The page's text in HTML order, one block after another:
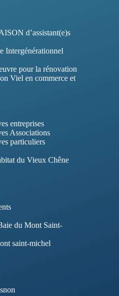
d’assistant(e)s
Intergénérationnel
pour la rénovation
Viel en commerce et
entreprises
Associations
particuliers
du Vieux Chêne
du Mont Saint-
saint-michel